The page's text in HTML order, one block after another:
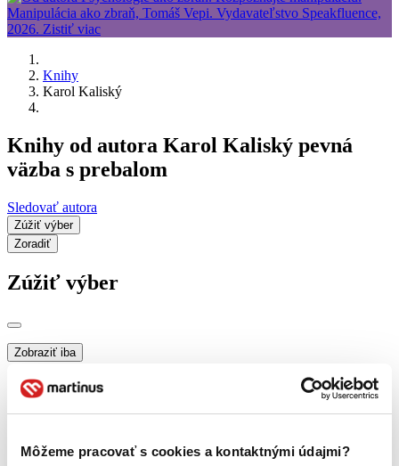
Môžeme pracovať s cookies a kontaktnými údajmi?
Knihy
Karol Kaliský
Knihy od autora Karol Kaliský pevná
väzba s prebalom
Sledovať autora
Zúžiť výber
Zoradiť
Zúžiť výber
Zobraziť iba
zľavnené tituly (0 titulov)
predpredaj (0 titulov)predpredaj